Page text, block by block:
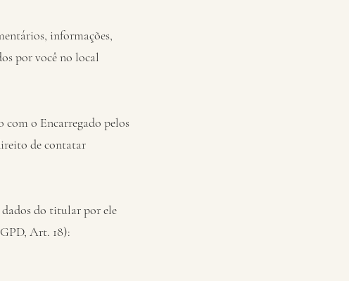
informações,
por você no local
com o Encarregado pelos
de contatar
do titular por ele
Art. 18):